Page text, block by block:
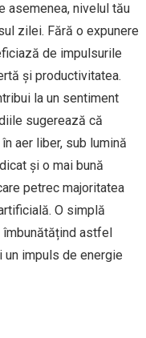
asemenea, nivelul tău
zilei. Fără o expunere
de impulsurile
și productivitatea.
la un sentiment
sugerează că
aer liber, sub lumină
și o mai bună
petrec majoritatea
O simplă
îmbunătățind astfel
impuls de energie